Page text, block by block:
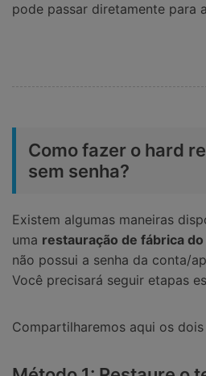
pode passar diretamente para
Como fazer o hard
sem senha?
Existem algumas maneiras
uma restauração de fábrica do
não possui a senha da conta/
Você precisará seguir etapas
Compartilharemos aqui os